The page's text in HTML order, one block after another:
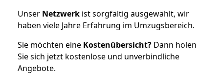
Unser Netzwerk ist sorgfältig ausgewählt, wir
haben viele Jahre Erfahrung im Umzugsbereich.
Sie möchten eine Kostenübersicht? Dann holen
Sie sich jetzt kostenlose und unverbindliche
Angebote.